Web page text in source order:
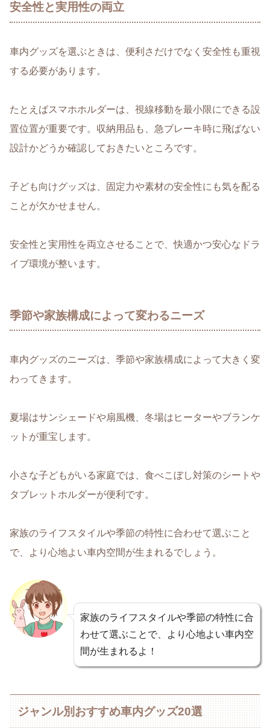
安全性と実用性の両立
車内グッズを選ぶときは、 便利さだけでなく安全性も重視
する必要があります。
たとえばスマホホルダーは、視線移動を最小限にできる設
置位置が重要です。収納用品も、急ブレーキ時に飛ばない
設計かどうか確認しておきたいところです。
子ども向けグッズは、固定力や素材の安全性にも気を配る
ことが欠かせません。
安全性と実用性を両立させることで、快適かつ安心なドラ
イブ環境が整います。
季節や家族構成によって変わるニーズ
車内グッズのニーズは、 季節や家族構成によって大きく変
わってきます。
夏場はサンシェードや扇風機、冬場はヒーターやブランケ
ットが重宝 します。
小さな子どもがいる家庭では、食べこぼし対策のシートや
タブレットホルダーが便利です。
家族のライフスタイルや季節の特性に合わせて選ぶこと
で、より心地よい車内空間が生まれるでしょう。
家族のライフスタイルや季節の特性に合
わせて選ぶことで、より心地よい車内空
間が生まれるよ！
ジャンル別おすすめ車内グッズ20選